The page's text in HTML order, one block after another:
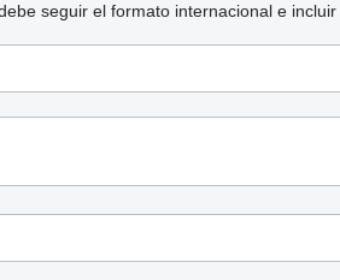
seguir el formato internacional e incluir